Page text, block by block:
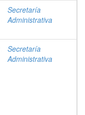
Secretaría
Administrativa
Secretaría
Administrativa